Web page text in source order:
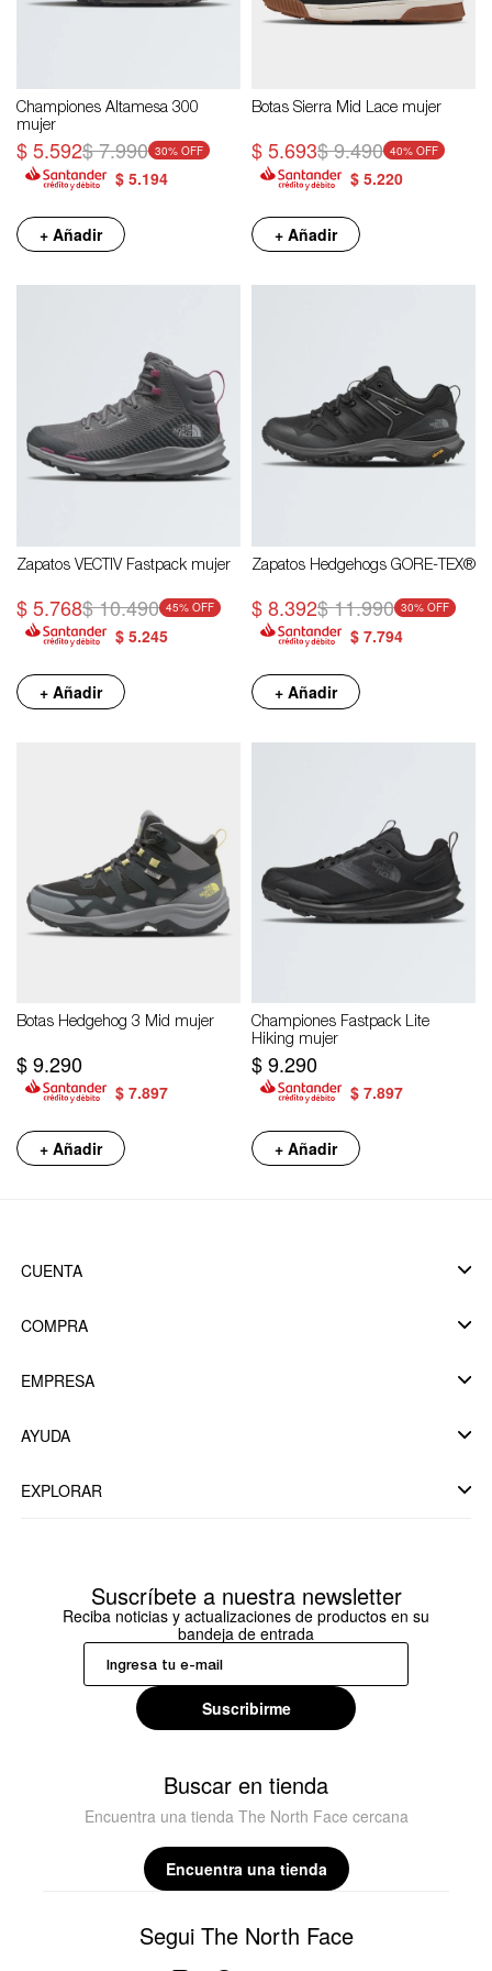
Championes Altamesa 300
mujer
$5.592$7.990 30
$ 5.194
+ Añadir
Botas Sierra Mid Lace mujer
$5.693$9.490 40
$ 5.220
+ Añadir
Zapatos VECTIV Fastpack mujer
$5.768$10.490 45
$ 5.245
+ Añadir
Zapatos Hedgehogs GORE-TEX®
$8.392$11.990 30
$ 7.794
+ Añadir
Botas Hedgehog 3 Mid mujer
$9.290
$ 7.897
+ Añadir
Championes Fastpack Lite
Hiking mujer
$9.290
$ 7.897
+ Añadir
CUENTA
COMPRA
EMPRESA
AYUDA
EXPLORAR
Suscríbete a nuestra newsletter
Reciba noticias y actualizaciones de productos en su
bandeja de entrada
Suscribirme
Buscar en tienda
Encuentra una tienda The North Face cercana
Encuentra una tienda
Segui The North Face